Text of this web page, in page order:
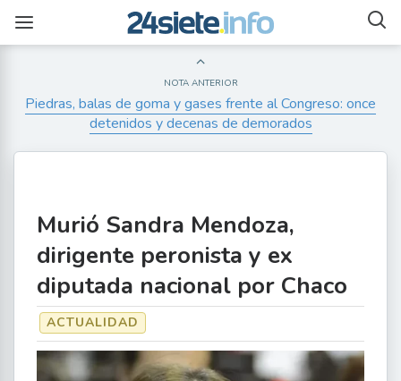
NOTA ANTERIOR
Piedras, balas de goma y gases frente al Congreso: once
detenidos y decenas de demorados
Murió Sandra Mendoza,
dirigente peronista y ex
diputada nacional por Chaco
ACTUALIDAD